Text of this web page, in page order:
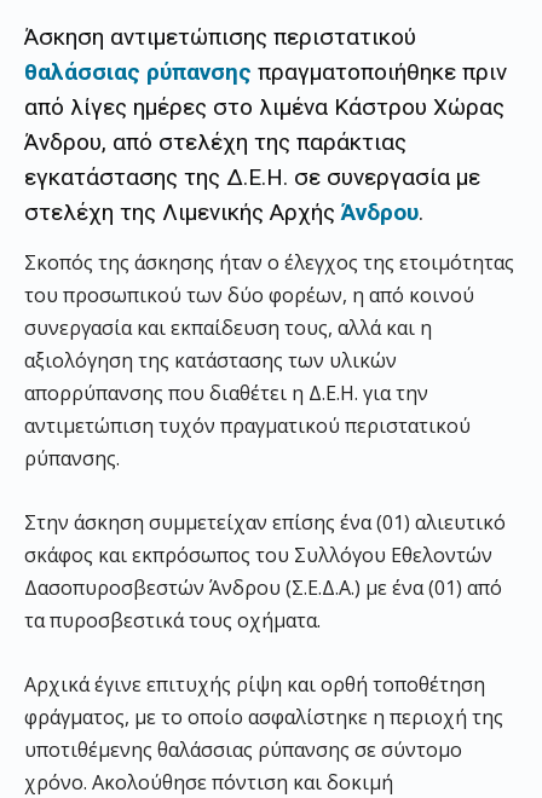
Άσκηση αντιμετώπισης περιστατικού
θαλάσσιας ρύπανσης πραγματοποιήθηκε πριν
από λίγες ημέρες στο λιμένα Κάστρου Χώρας
Άνδρου, από στελέχη της παράκτιας
εγκατάστασης της Δ.Ε.Η. σε συνεργασία με
στελέχη της Λιμενικής ΑρχήςΆνδρου.
Σκοπός της άσκησης ήταν ο έλεγχος της ετοιμότητας
του προσωπικού των δύο φορέων, η από κοινού
συνεργασία και εκπαίδευση τους, αλλά και η
αξιολόγηση της κατάστασης των υλικών
απορρύπανσης που διαθέτει η Δ.Ε.Η. για την
αντιμετώπιση τυχόν πραγματικού περιστατικού
ρύπανσης.
Στην άσκηση συμμετείχαν επίσης ένα (01) αλιευτικό
σκάφος και εκπρόσωπος του Συλλόγου Εθελοντών
Δασοπυροσβεστών Άνδρου (Σ.Ε.Δ.Α.) με ένα (01) από
τα πυροσβεστικά τους οχήματα.
Αρχικά έγινε επιτυχής ρίψη και ορθή τοποθέτηση
φράγματος, με το οποίο ασφαλίστηκε η περιοχή της
υποτιθέμενης θαλάσσιας ρύπανσης σε σύντομο
χρόνο. Ακολούθησε πόντιση και δοκιμή